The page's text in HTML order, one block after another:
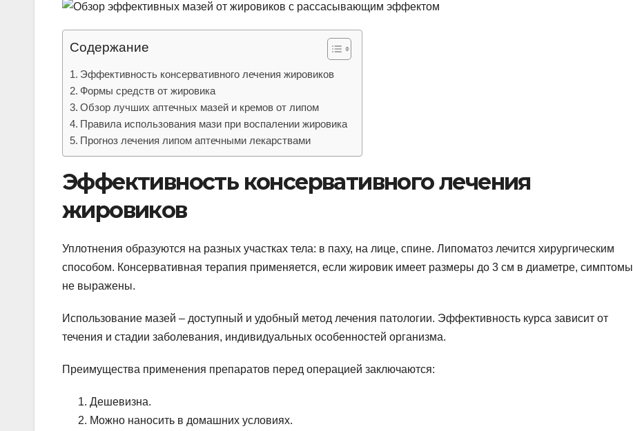
Содержание
Эффективность консервативного лечения жировиков
Формы средств от жировика
Обзор лучших аптечных мазей и кремов от липом
Правила использования мази при воспалении жировика
Прогноз лечения липом аптечными лекарствами
Эффективность консервативного лечения
жировиков
Уплотнения образуются на разных участках тела: в паху, на лице, спине. Липоматоз лечится хирургическим
способом. Консервативная терапия применяется, если жировик имеет размеры до 3 см в диаметре, симптомы
не выражены.
Использование мазей – доступный и удобный метод лечения патологии. Эффективность курса зависит от
течения и стадии заболевания, индивидуальных особенностей организма.
Преимущества применения препаратов перед операцией заключаются:
Дешевизна.
Можно наносить в домашних условиях.